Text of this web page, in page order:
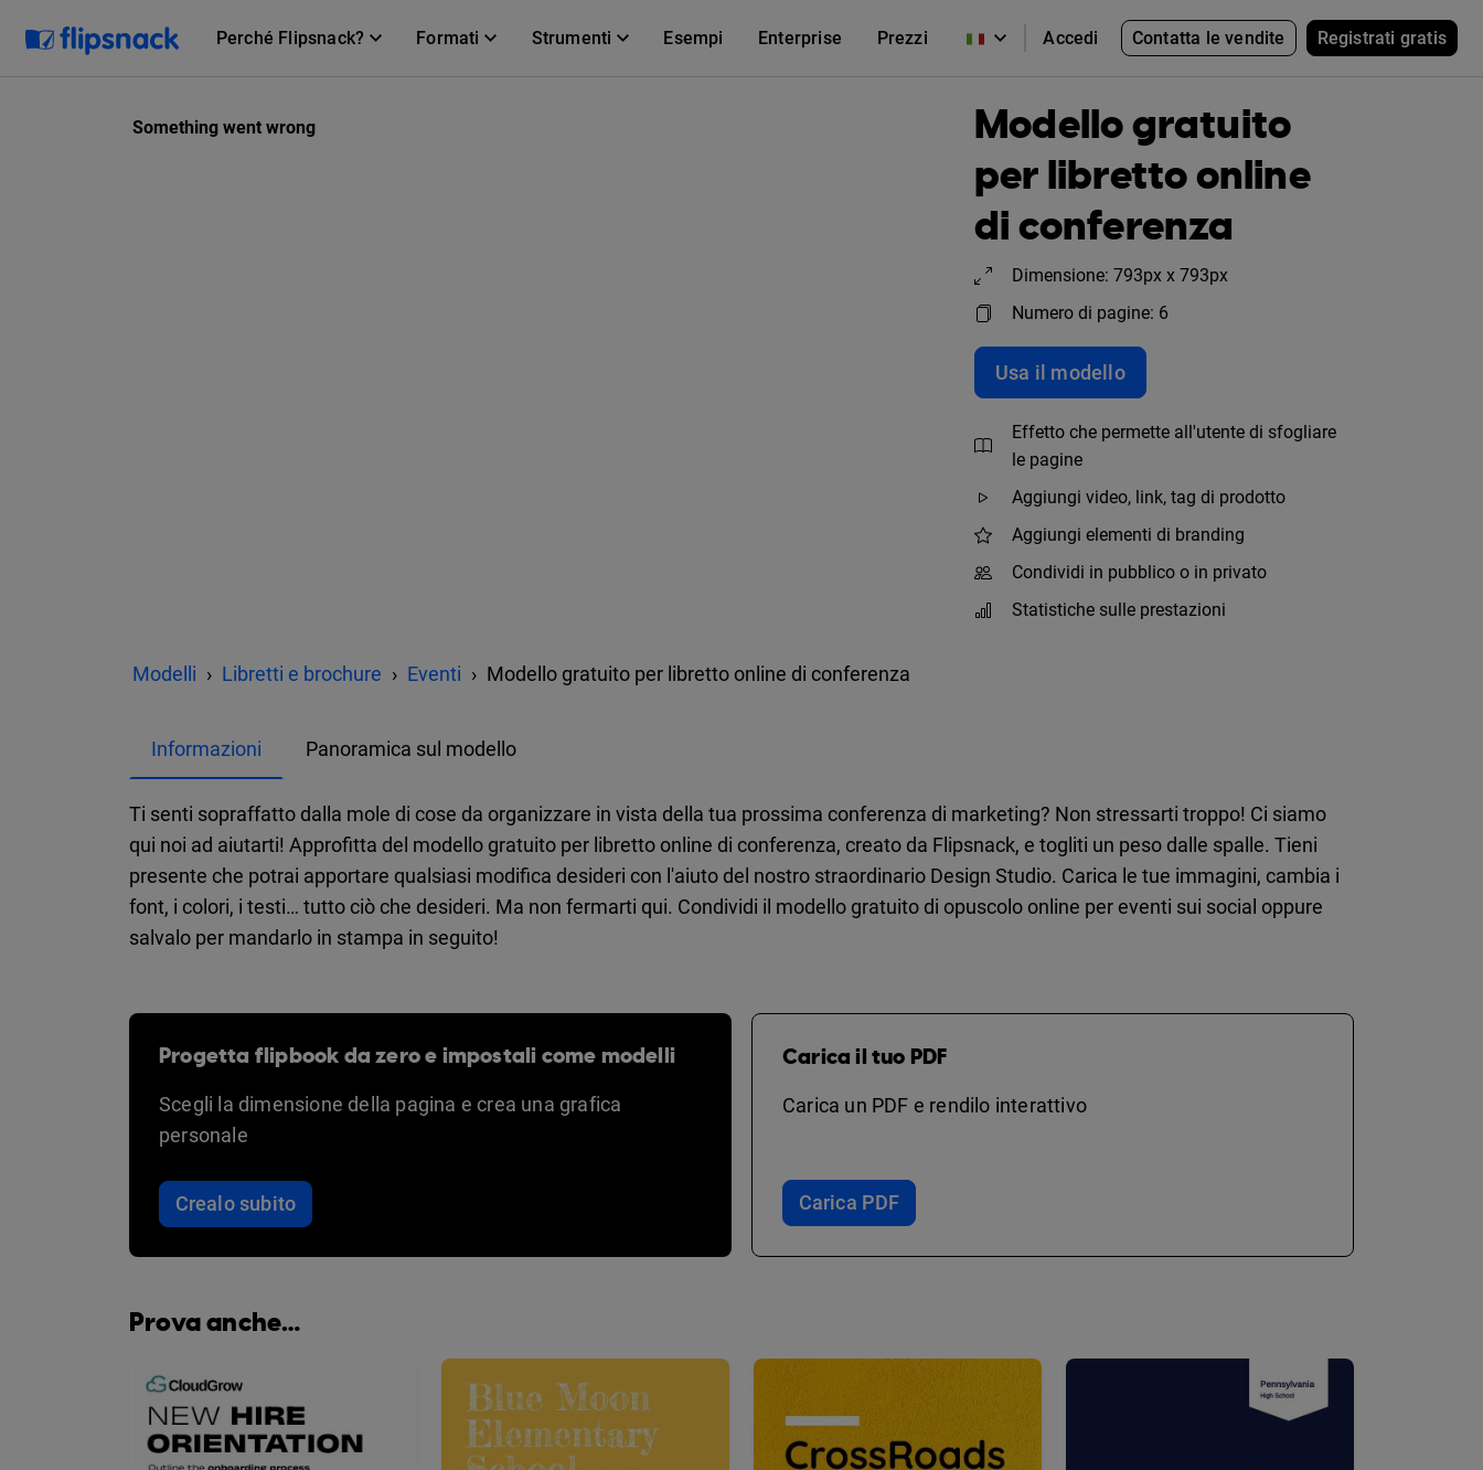
Perché Flipsnack? Formati Strumenti Esempi Enterprise Prezzi Accedi Contatta le vendite Registrati gratis
Modello gratuito
per libretto online
di conferenza
Dimensione: 793px x 793px
Numero di pagine: 6
Usa il modello
Effetto che permette all'utente di sfogliare
le pagine
Aggiungi video, link, tag di prodotto
Aggiungi elementi di branding
Condividi in pubblico o in privato
Statistiche sulle prestazioni
Modelli Libretti e brochure Eventi Modello gratuito per libretto online di conferenza
Informazioni Panoramica sul modello
Ti senti sopraffatto dalla mole di cose da organizzare in vista della tua prossima conferenza di marketing? Non stressarti troppo! Ci siamo
qui noi ad aiutarti! Approfitta del modello gratuito per libretto online di conferenza, creato da Flipsnack, e togliti un peso dalle spalle. Tieni
presente che potrai apportare qualsiasi modifica desideri con l'aiuto del nostro straordinario Design Studio. Carica le tue immagini, cambia i
font, i colori, i testi… tutto ciò che desideri. Ma non fermarti qui. Condividi il modello gratuito di opuscolo online per eventi sui social oppure
salvalo per mandarlo in stampa in seguito!
Progetta flipbook da zero e impostali come modelli
Scegli la dimensione della pagina e crea una grafica
personale
Crealo subito
Carica il tuo PDF
Carica un PDF e rendilo interattivo
Carica PDF
Prova anche…